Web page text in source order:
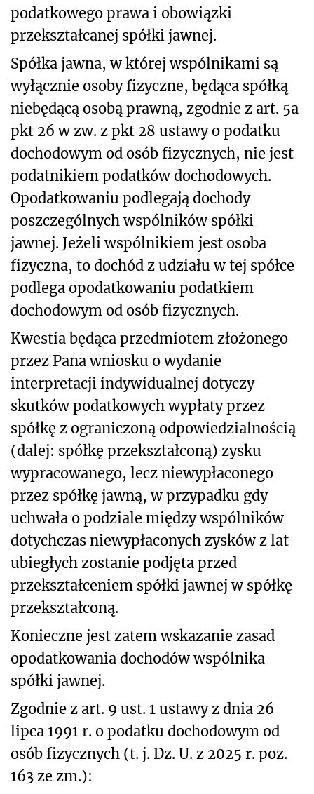
podatkowego prawa i obowiązki
przekształcanej spółki jawnej.
Spółka jawna, w której wspólnikami są
wyłącznie osoby fizyczne, będąca spółką
niebędącą osobą prawną, zgodnie z art. 5a
pkt 26 w zw. z pkt 28 ustawy o podatku
dochodowym od osób fizycznych, nie jest
podatnikiem podatków dochodowych.
Opodatkowaniu podlegają dochody
poszczególnych wspólników spółki
jawnej. Jeżeli wspólnikiem jest osoba
fizyczna, to dochód z udziału w tej spółce
podlega opodatkowaniu podatkiem
dochodowym od osób fizycznych.
Kwestia będąca przedmiotem złożonego
przez Pana wniosku o wydanie
interpretacji indywidualnej dotyczy
skutków podatkowych wypłaty przez
spółkę z ograniczoną odpowiedzialnością
(dalej: spółkę przekształconą) zysku
wypracowanego, lecz niewypłaconego
przez spółkę jawną, w przypadku gdy
uchwała o podziale między wspólników
dotychczas niewypłaconych zysków z lat
ubiegłych zostanie podjęta przed
przekształceniem spółki jawnej w spółkę
przekształconą.
Konieczne jest zatem wskazanie zasad
opodatkowania dochodów wspólnika
spółki jawnej.
Zgodnie z art. 9 ust. 1 ustawy z dnia 26
lipca 1991 r. o podatku dochodowym od
osób fizycznych (t. j. Dz. U. z 2025 r. poz.
163 ze zm.):